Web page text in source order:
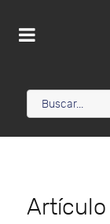
Artículo